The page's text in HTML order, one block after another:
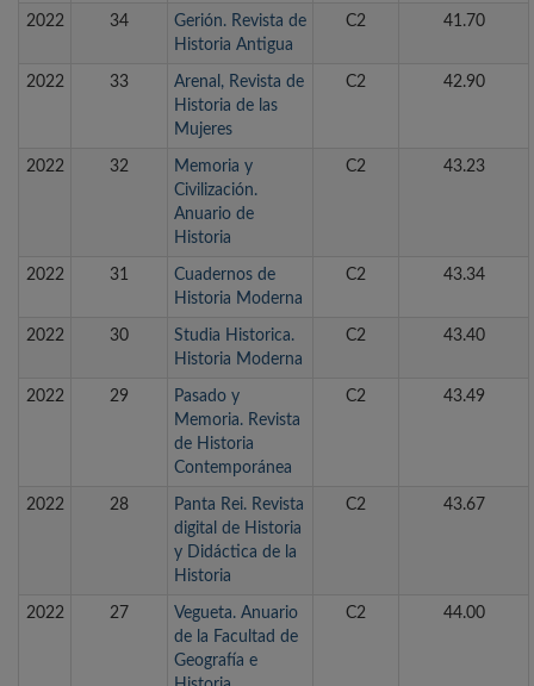
2022 34
Gerión. Revista de
Historia Antigua
C2 41.70
2022 33
Arenal, Revista de
Historia de las
Mujeres
C2 42.90
2022 32
Memoria y
Civilización.
Anuario de
Historia
C2 43.23
2022 31
Cuadernos de
Historia Moderna
C2 43.34
2022 30
Studia Historica.
Historia Moderna
C2 43.40
2022 29
Pasado y
Memoria. Revista
de Historia
Contemporánea
C2 43.49
2022 28
Panta Rei. Revista
digital de Historia
y Didáctica de la
Historia
C2 43.67
2022 27
Vegueta. Anuario
de la Facultad de
Geografía e
C2 44.00